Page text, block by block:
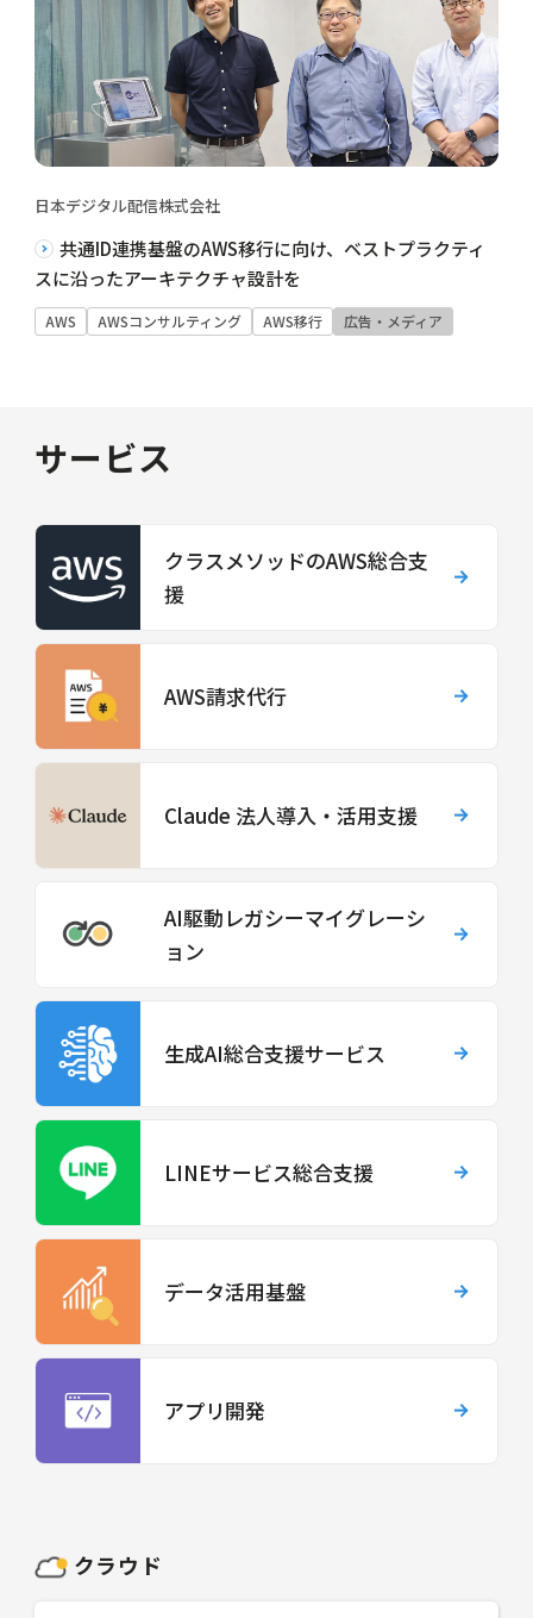
日本デジタル配信株式会社
共通ID連携基盤のAWS移行に向け、ベストプラクティ
スに沿ったアーキテクチャ設計を
AWS AWSコンサルティング AWS移行 広告・メディア
サービス
クラスメソッドのAWS総合支
援
AWS請求代行
Claude 法人導入・活用支援
AI駆動レガシーマイグレーシ
ョン
生成AI総合支援サービス
LINEサービス総合支援
データ活用基盤
アプリ開発
クラウド